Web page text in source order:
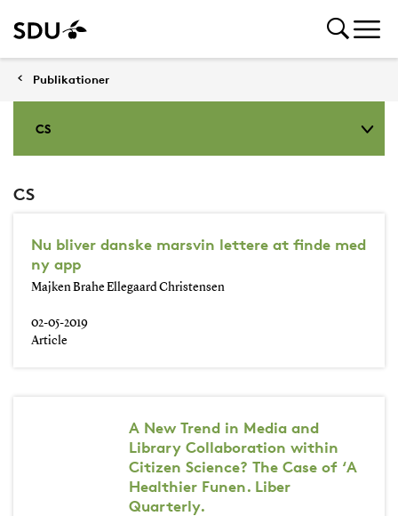
Publikationer
CS
CS
Nu bliver danske marsvin lettere at finde med
ny app
Majken Brahe Ellegaard Christensen
02-05-2019
Article
A New Trend in Media and
Library Collaboration within
Citizen Science? The Case of ‘A
Healthier Funen. Liber
Quarterly.